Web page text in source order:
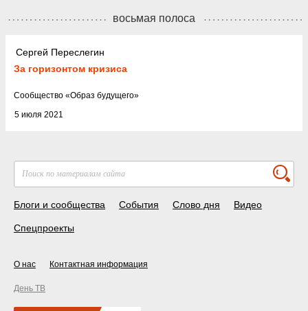
восьмая полоса
Сергей Переслегин
За горизонтом кризиса
5 июля 2021
Cообщество «Образ будущего»
Блоги и сообщества События Слово дня Видео
Спецпроекты
О нас Контактная информация
День ТВ